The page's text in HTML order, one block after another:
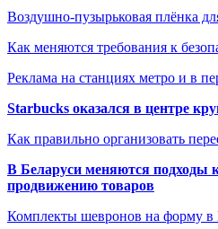
Воздушно-пузырьковая плёнка
Как меняются требования к
Реклама на станциях метро и в
Starbucks оказался в центре
Как правильно организовать
В Беларуси меняются подходы
продвижению товаров
Комплекты шевронов на форму